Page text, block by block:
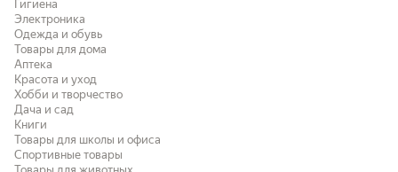
Гигиена
Электроника
Одежда и обувь
Товары для дома
Аптека
Красота и уход
Хобби и творчество
Дача и сад
Книги
Товары для школы и офиса
Спортивные товары